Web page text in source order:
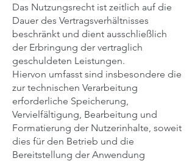
Das Nutzungsrecht ist zeitlich auf die
Dauer des Vertragsverhältnisses
beschränkt und dient ausschließlich
der Erbringung der vertraglich
geschuldeten Leistungen.
Hiervon umfasst sind insbesondere die
zur technischen Verarbeitung
erforderliche Speicherung,
Vervielfältigung, Bearbeitung und
Formatierung der Nutzerinhalte, soweit
dies für den Betrieb und die
Bereitstellung der Anwendung